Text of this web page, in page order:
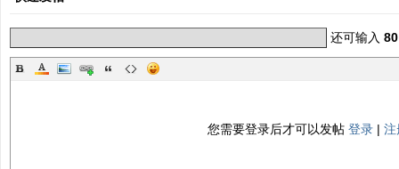
还可输入 80
您需要登录后才可以发帖 登录 | 注